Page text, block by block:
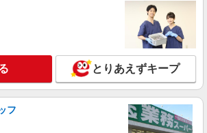
ス/お仕事No/0909015
時給1300円交通費全額支給
大阪府門真市 ＊バイク通勤OK
詳細を見る
とりあえずキープ
フ